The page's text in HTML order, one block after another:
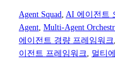
Agent Squad AI 에이전트
Agent Multi-Agent
에이전트 경량 프레임워크
이전트 프레임워크
멀티